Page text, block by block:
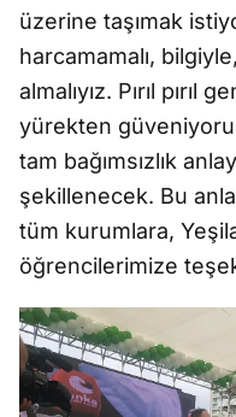
üzerine taşımak
harcamamalı,
almalıyız. Pırıl pırıl
yürekten
tam bağımsızlık
şekillenecek. Bu
tüm kurumlara,
öğrencilerimize